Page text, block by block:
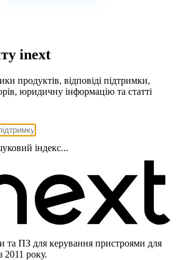
inext
продуктів, відповіді підтримки,
юридичну інформацію та статті
індекс...
та ПЗ для керування пристроями для
2011 року.